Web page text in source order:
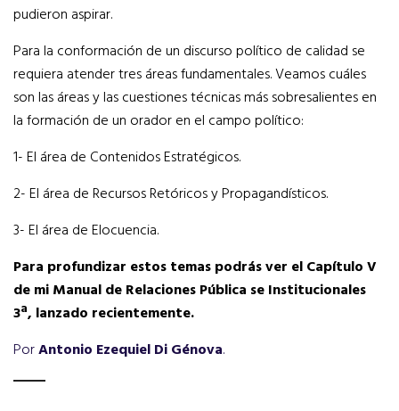
pudieron aspirar.
Para la conformación de un discurso político de calidad se
requiera atender tres áreas fundamentales. Veamos cuáles
son las áreas y las cuestiones técnicas más sobresalientes en
la formación de un orador en el campo político:
1- El área de Contenidos Estratégicos.
2- El área de Recursos Retóricos y Propagandísticos.
3- El área de Elocuencia.
Para profundizar estos temas podrás ver el Capítulo V
de mi Manual de Relaciones Pública se Institucionales
3ª, lanzado recientemente.
PorAntonio Ezequiel Di Génova.